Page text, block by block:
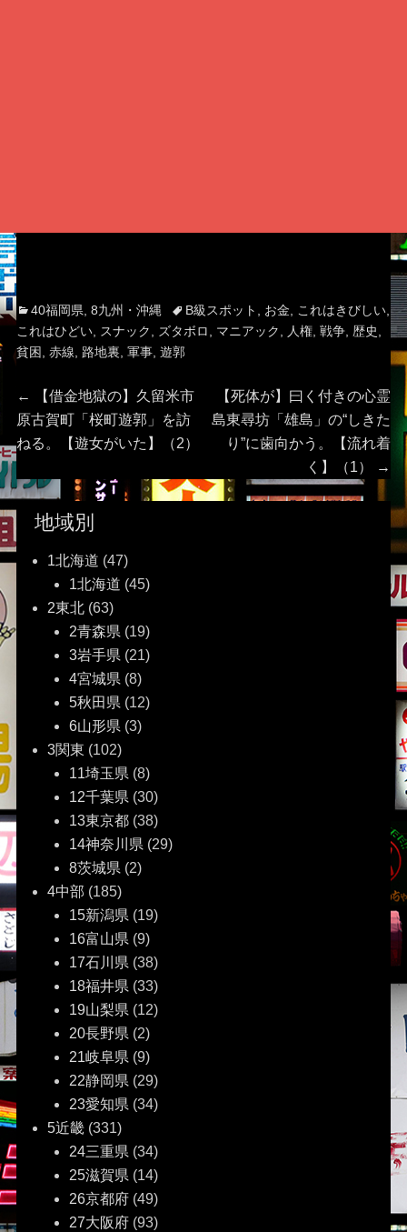
Categories
40福岡県 8九州・沖縄 TagsB級スポット お金 これはきびしい,
これはひどい, スナック ズタボロ マニアック 人権, 戦争, 歴史
貧困
赤線 路地裏 軍事, 遊郭
投
稿
ナ
ビ
ゲ
ー
シ
←
Previous
post:
【借金地獄の】久留米市
原古賀町「桜町遊郭」を訪
ねる。【遊女がいた】（2）
Next
post:
【死体が】曰く付きの心霊
島東尋坊「雄島」の“しきた
り”に歯向かう。【流れ着
く】（1）
→
地域別
1北海道 (47)
1北海道 (45)
2東北(63)
2青森県 (19)
3岩手県 (21)
4宮城県 (8)
5秋田県 (12)
6山形県 (3)
3関東 (102)
11埼玉県 (8)
12千葉県 (30)
13東京都(38)
14神奈川県 (29)
8茨城県 (2)
4中部 (185)
15新潟県 (19)
16富山県 (9)
17石川県 (38)
18福井県 (33)
19山梨県 (12)
20長野県 (2)
21岐阜県 (9)
22静岡県 (29)
23愛知県 (34)
5近畿(331)
24三重県 (34)
25滋賀県 (14)
26京都府(49)
27大阪府(93)